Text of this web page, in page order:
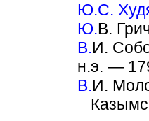
Ю.С.
Ю.В.
B.И.
н.э. —
В.И.